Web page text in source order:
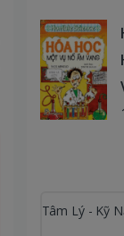
Tâm Lý - Kỹ